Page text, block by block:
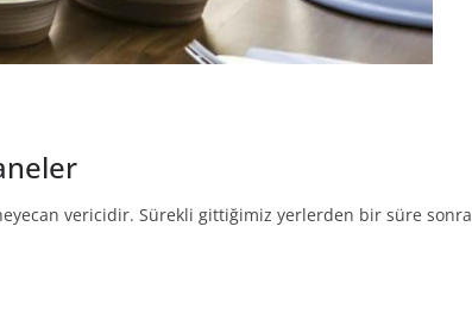
vericidir. Sürekli gittiğimiz yerlerden bir süre sonra